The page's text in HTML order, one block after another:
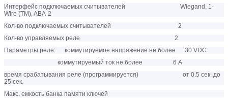
Интерфейс подключаемых считывателей Wiegand, 1-
Wire (TM), ABA-2
Кол-во подключаемых считывателей 2
Кол-во управляемых реле 2
Параметры реле: коммутируемое напряжение не более 30 VDC
коммутируемый ток не более 6 А
время срабатывания реле (программируется) от 0.5 сек. до
25 сек.
Макс. емкость банка памяти ключей